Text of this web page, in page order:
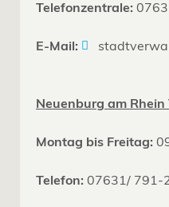
Telefonzentrale:
E-Mail:
Neuenburg am Rhein
Montag bis Freitag:
Telefon: 07631/ 791-